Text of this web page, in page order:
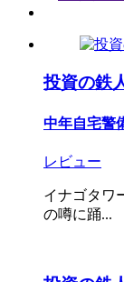
投資の鉄
中年自宅警
レビュー
イナゴタワ
の噂に踊...